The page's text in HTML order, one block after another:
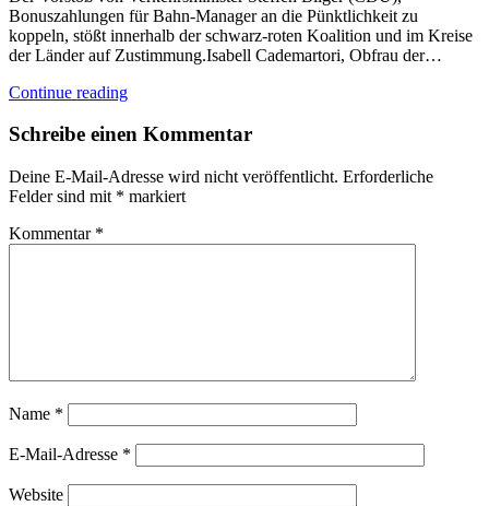
Bonuszahlungen für Bahn-Manager an die Pünktlichkeit zu
koppeln, stößt innerhalb der schwarz-roten Koalition und im Kreise
der Länder auf Zustimmung.Isabell Cademartori, Obfrau der…
Continue reading
Schreibe einen Kommentar
Deine E-Mail-Adresse wird nicht veröffentlicht. Erforderliche
Felder sind mit * markiert
Kommentar *
Name *
E-Mail-Adresse *
Website